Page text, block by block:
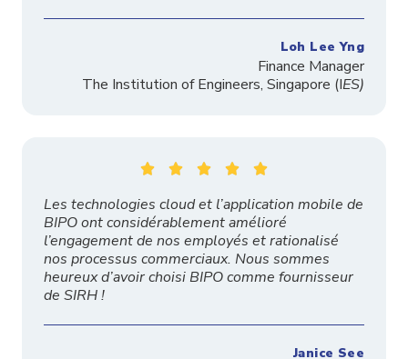
Loh Lee Yng
Finance Manager
The Institution of Engineers, Singapore (IES)
    
Les technologies cloud et l’application mobile de
BIPO ont considérablement amélioré
l’engagement de nos employés et rationalisé
nos processus commerciaux. Nous sommes
heureux d’avoir choisi BIPO comme fournisseur
de SIRH !
Janice See